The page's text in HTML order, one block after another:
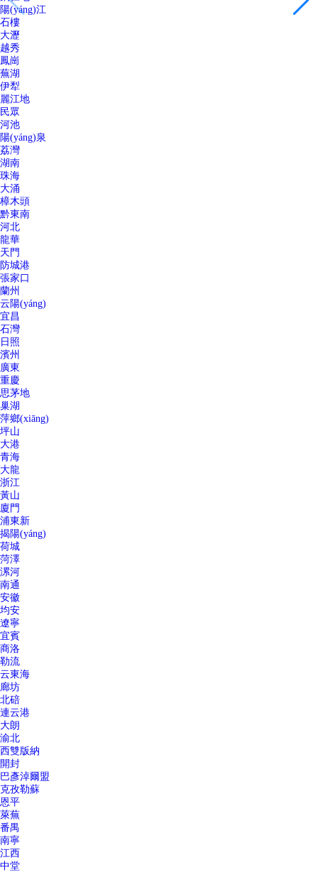
陽(yáng)江
石樓
大瀝
越秀
鳳崗
蕪湖
伊犁
麗江地
民眾
河池
陽(yáng)泉
荔灣
湖南
珠海
大涌
樟木頭
黔東南
河北
龍華
天門
防城港
張家口
蘭州
云陽(yáng)
宜昌
石灣
日照
濱州
廣東
重慶
思茅地
巢湖
萍鄉(xiāng)
坪山
大港
青海
大龍
浙江
黃山
廈門
浦東新
揭陽(yáng)
荷城
菏澤
漯河
南通
安徽
均安
遼寧
宜賓
商洛
勒流
云東海
廊坊
北碚
連云港
大朗
渝北
西雙版納
開封
巴彥淖爾盟
克孜勒蘇
恩平
萊蕪
番禺
南寧
江西
中堂